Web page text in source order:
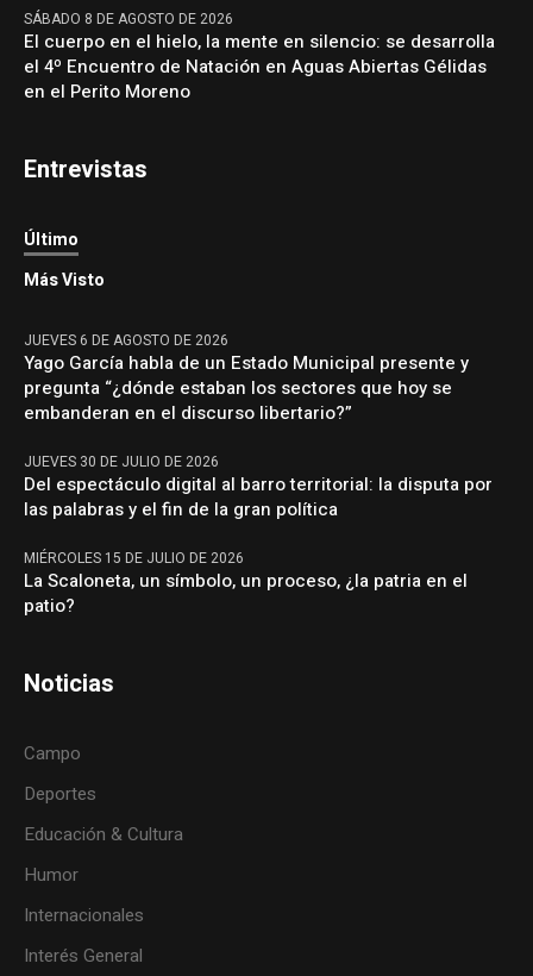
SÁBADO 8 DE AGOSTO DE 2026
El cuerpo en el hielo, la mente en silencio: se desarrolla
el 4º Encuentro de Natación en Aguas Abiertas Gélidas
en el Perito Moreno
Entrevistas
Último
Más Visto
JUEVES 6 DE AGOSTO DE 2026
Yago García habla de un Estado Municipal presente y
pregunta “¿dónde estaban los sectores que hoy se
embanderan en el discurso libertario?”
JUEVES 30 DE JULIO DE 2026
Del espectáculo digital al barro territorial: la disputa por
las palabras y el fin de la gran política
MIÉRCOLES 15 DE JULIO DE 2026
La Scaloneta, un símbolo, un proceso, ¿la patria en el
patio?
Noticias
Campo
Deportes
Educación & Cultura
Humor
Internacionales
Interés General